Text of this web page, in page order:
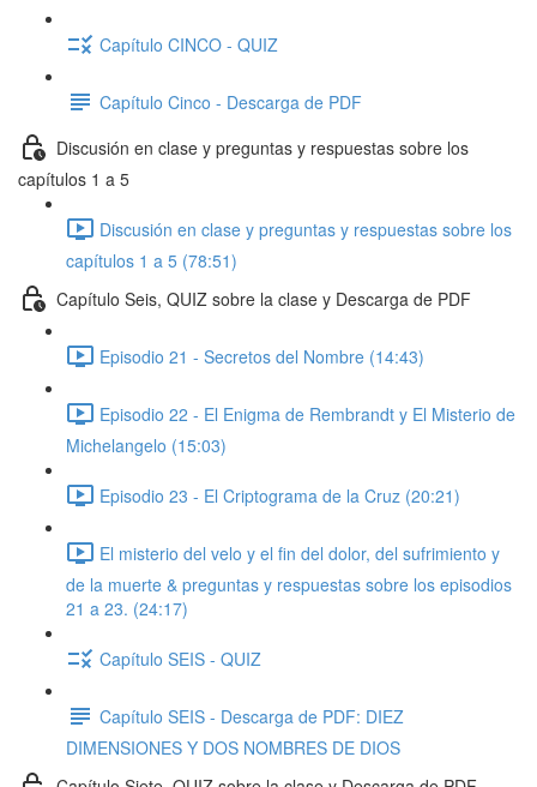
Capítulo CINCO - QUIZ
Capítulo Cinco - Descarga de PDF
Discusión en clase y preguntas y respuestas sobre los
capítulos 1 a 5
Discusión en clase y preguntas y respuestas sobre los
capítulos 1 a 5 (78:51)
Capítulo Seis, QUIZ sobre la clase y Descarga de PDF
Episodio 21 - Secretos del Nombre (14:43)
Episodio 22 - El Enigma de Rembrandt y El Misterio de
Michelangelo (15:03)
Episodio 23 - El Criptograma de la Cruz (20:21)
El misterio del velo y el fin del dolor, del sufrimiento y
de la muerte & preguntas y respuestas sobre los episodios
21 a 23. (24:17)
Capítulo SEIS - QUIZ
Capítulo SEIS - Descarga de PDF: DIEZ
DIMENSIONES Y DOS NOMBRES DE DIOS